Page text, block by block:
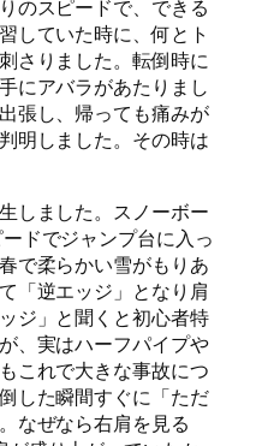
のスピードで、できる
していた時に、何とト
さりました。転倒時に
にアバラがあたりまし
張し、帰っても痛みが
明しました。その時は
しました。スノーボー
ドでジャンプ台に入っ
で柔らかい雪がもりあ
「逆エッジ」となり肩
ジ」と聞くと初心者特
、実はハーフパイプや
これで大きな事故につ
した瞬間すぐに「ただ
なぜなら右肩を見る